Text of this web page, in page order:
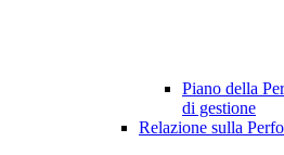
Piano della
di gestione
Relazione sulla